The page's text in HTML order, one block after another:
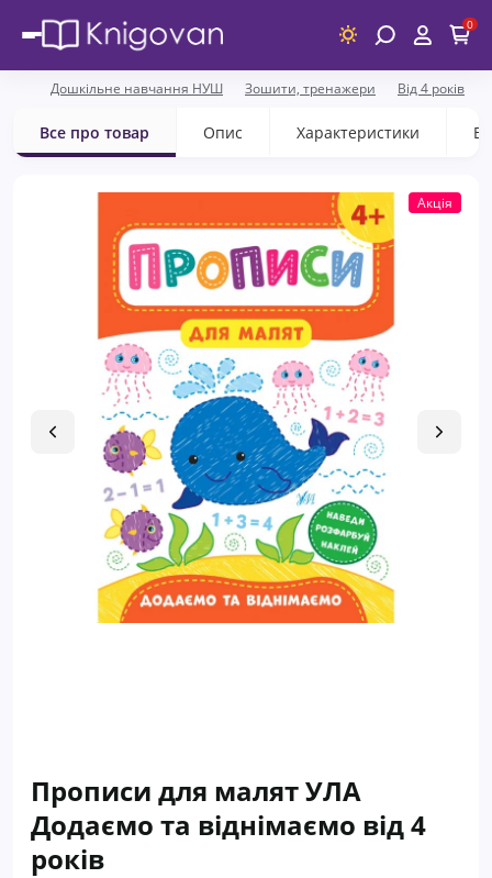
0
Дошкільне навчання НУШ Зошити, тренажери Від 4 років
Все про товар Опис Характеристики
Акція
Прописи для малят УЛА
Додаємо та віднімаємо від 4
років